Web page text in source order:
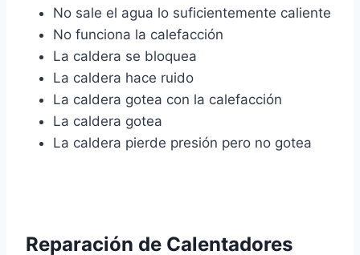
No sale el agua lo suficientemente caliente
No funciona la calefacción
La caldera se bloquea
La caldera hace ruido
La caldera gotea con la calefacción
La caldera gotea
La caldera pierde presión pero no gotea
Reparación de Calentadores